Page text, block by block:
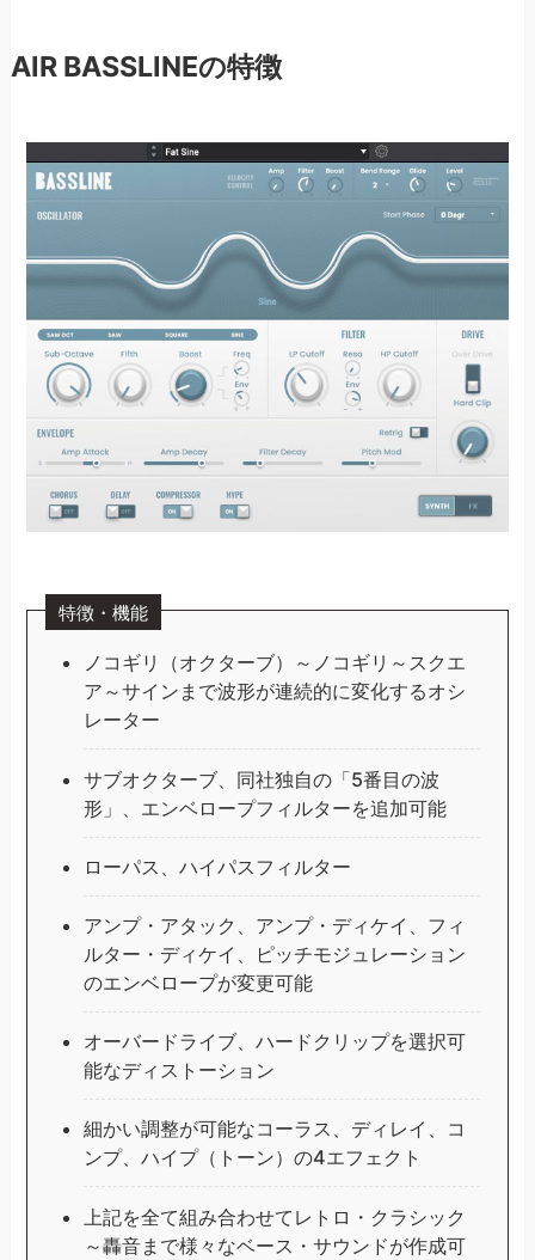
AIR BASSLINEの特徴
特徴・機能
ノコギリ（オクターブ）～ノコギリ～スクエ
ア～サインまで波形が連続的に変化するオシ
レーター
サブオクターブ、同社独自の「5番目の波
形」、エンベロープフィルターを追加可能
ローパス、ハイパスフィルター
アンプ・アタック、アンプ・ディケイ、フィ
ルター・ディケイ、ピッチモジュレーション
のエンベロープが変更可能
オーバードライブ、ハードクリップを選択可
能なディストーション
細かい調整が可能なコーラス、ディレイ、コ
ンプ、ハイプ（トーン）の4エフェクト
上記を全て組み合わせてレトロ・クラシック
～轟音まで様々なベース・サウンドが作成可